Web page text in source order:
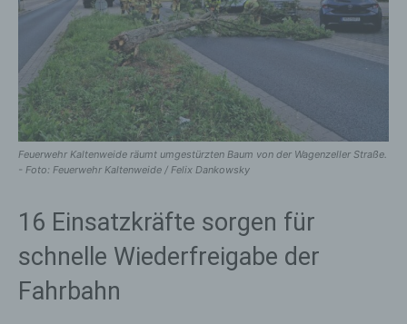
Feuerwehr Kaltenweide räumt umgestürzten Baum von der Wagenzeller Straße.
- Foto: Feuerwehr Kaltenweide / Felix Dankowsky
16 Einsatzkräfte sorgen für
schnelle Wiederfreigabe der
Fahrbahn